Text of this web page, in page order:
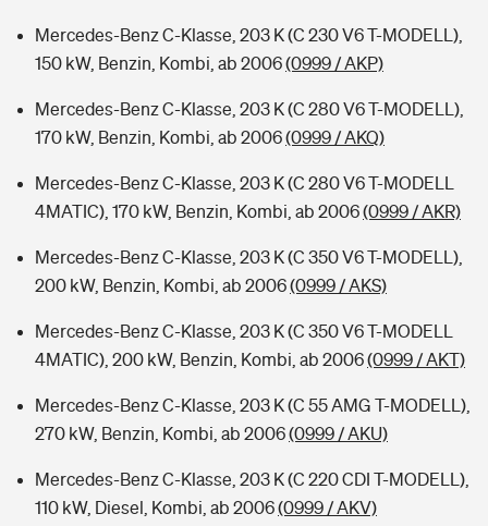
Mercedes-Benz C-Klasse, 203 K (C 230 V6 T-MODELL),
150 kW, Benzin, Kombi, ab 2006(0999 / AKP)
Mercedes-Benz C-Klasse, 203 K (C 280 V6 T-MODELL),
170 kW, Benzin, Kombi, ab 2006(0999 / AKQ)
Mercedes-Benz C-Klasse, 203 K (C 280 V6 T-MODELL
4MATIC), 170 kW, Benzin, Kombi, ab 2006(0999 / AKR)
Mercedes-Benz C-Klasse, 203 K (C 350 V6 T-MODELL),
200 kW, Benzin, Kombi, ab 2006(0999 / AKS)
Mercedes-Benz C-Klasse, 203 K (C 350 V6 T-MODELL
4MATIC), 200 kW, Benzin, Kombi, ab 2006(0999 / AKT)
Mercedes-Benz C-Klasse, 203 K (C 55 AMG T-MODELL),
270 kW, Benzin, Kombi, ab 2006(0999 / AKU)
Mercedes-Benz C-Klasse, 203 K (C 220 CDI T-MODELL),
110 kW, Diesel, Kombi, ab 2006(0999 / AKV)